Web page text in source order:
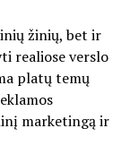
žinių, bet ir
realiose verslo
platų temų
marketingą ir